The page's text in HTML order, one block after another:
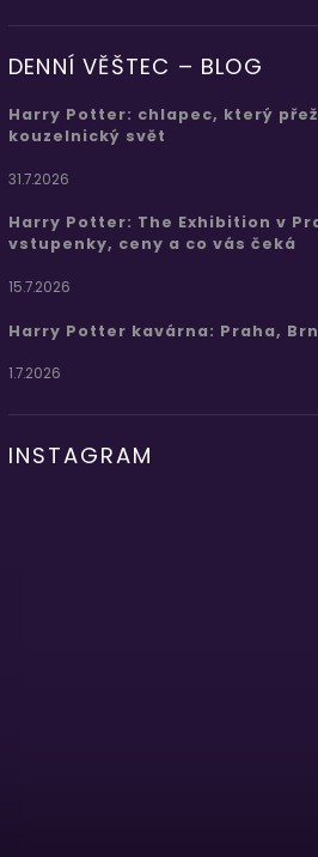
DENNÍ VĚŠTEC – BLOG
Harry Potter: chlapec, který
kouzelnický svět
31.7.2026
Harry Potter: The Exhibition v
vstupenky, ceny a co vás čeká
15.7.2026
Harry Potter kavárna: Praha,
1.7.2026
INSTAGRAM